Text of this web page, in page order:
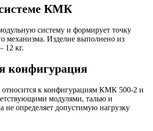
КМК
систему и формирует точку
механизма. Изделие выполнено из
12 кг.
конфигурация
относится к конфигурациям КМК 500-2 и
модулями, талью и
не определяет допустимую нагрузку